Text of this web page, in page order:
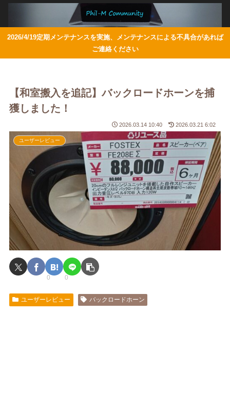
2026/4/19定期メンテナンスを実施、メンテナンスによる不具合があれば
ご連絡ください
【和室搬入を追記】バックロードホーンを捕
獲しました！
2026.03.14 10:40 2026.03.21 6:02
ユーザーレビュー
0 0
ユーザーレビュー バックロードホーン